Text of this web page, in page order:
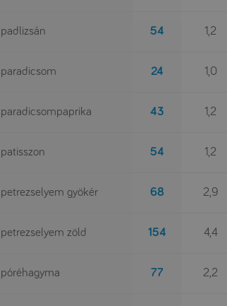
padlizsán 54 1,2
paradicsom 24 1,0
paradicsompaprika 43 1,2
patisszon 54 1,2
petrezselyem gyökér 68 2,9
petrezselyem zöld 154 4,4
póréhagyma 77 2,2